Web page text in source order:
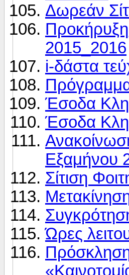
Δωρεάν
2015_2016
i-δάστα
Έσοδα
Έσοδα
Εξαμήνου
Σίτιση
Ώρες